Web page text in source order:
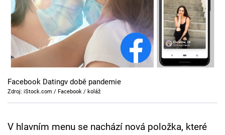
Hry
Cool Esport
Pořady
TV Program
Facebook Datingv době pandemie
Zdroj: iStock.com / Facebook / koláž
V hlavním menu se nachází nová položka, které